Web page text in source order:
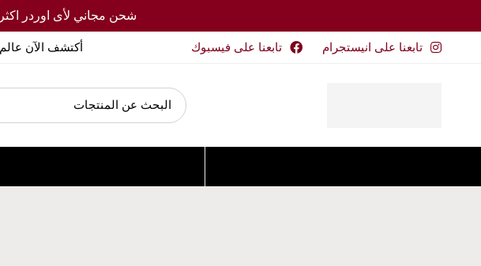
شحن مجاني لأى اوردر اكثر من 700جنية من جميلة ستور - لا
تابعنا على انيستجرام تابعنا على فيسبوك أكتشف الآن الصفحة الرئيسية مدونة جميلة ستور